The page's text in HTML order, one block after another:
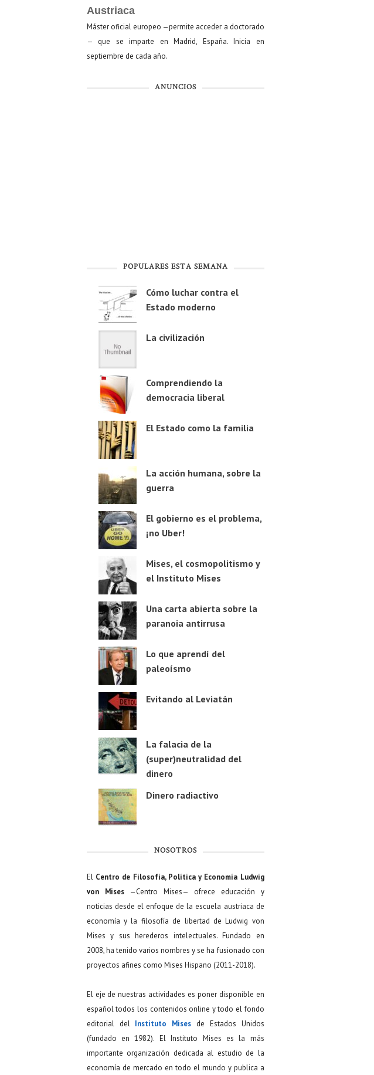
Austriaca
Máster oficial europeo —permite acceder a doctorado
— que se imparte en Madrid, España. Inicia en
septiembre de cada año.
ANUNCIOS
POPULARES ESTA SEMANA
Cómo luchar contra el
Estado moderno
La civilización
Comprendiendo la
democracia liberal
El Estado como la familia
La acción humana, sobre la
guerra
El gobierno es el problema,
¡no Uber!
Mises, el cosmopolitismo y
el Instituto Mises
Una carta abierta sobre la
paranoia antirrusa
Lo que aprendí del
paleoísmo
Evitando al Leviatán
La falacia de la
(super)neutralidad del
dinero
Dinero radiactivo
NOSOTROS
El Centro de Filosofía, Política y Economía Ludwig
von Mises—Centro Mises— ofrece educación y
noticias desde el enfoque de la escuela austriaca de
economía y la filosofía de libertad de Ludwig von
Mises y sus herederos intelectuales. Fundado en
2008, ha tenido varios nombres y se ha fusionado con
proyectos afines como Mises Hispano (2011-2018).
El eje de nuestras actividades es poner disponible en
español todos los contenidos online y todo el fondo
editorial del Instituto Mises de Estados Unidos
(fundado en 1982). El Instituto Mises es la más
importante organización dedicada al estudio de la
economía de mercado en todo el mundo y publica a